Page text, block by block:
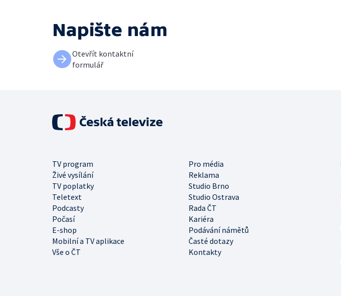
Napište nám
Otevřít kontaktní
formulář
TV program
Pro média
Živé vysílání
Reklama
TV poplatky
Studio Brno
Teletext
Studio Ostrava
Podcasty
Rada ČT
Počasí
Kariéra
E-shop
Podávání námětů
Mobilní a TV aplikace
Časté dotazy
Vše o ČT
Kontakty